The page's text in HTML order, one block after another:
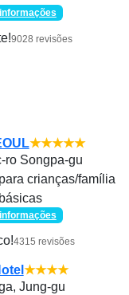
9028 revisões
★★★★★
ro Songpa-gu
crianças/família
4315 revisões
★★★★
Jung-gu